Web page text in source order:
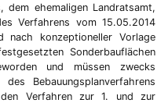
dem ehemaligen Landratsamt,
Verfahrens vom 15.05.2014
nach konzeptioneller Vorlage
Sonderbauflächen
und müssen zwecks
Bebauungsplanverfahrens
Verfahren zur 1. und zur